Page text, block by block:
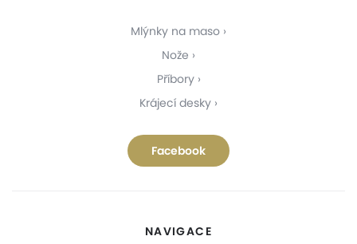
Mlýnky na maso
Nože
Příbory
Krájecí desky
Facebook
NAVIGACE